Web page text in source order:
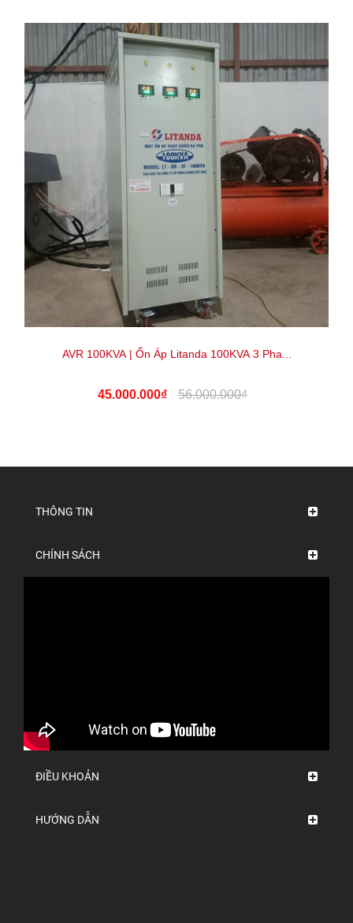
AVR 100KVA | Ổn Áp Litanda 100KVA 3 Pha...
45.000.000₫ 56.000.000₫
THÔNG TIN
CHÍNH SÁCH
ĐIỀU KHOẢN
HƯỚNG DẪN